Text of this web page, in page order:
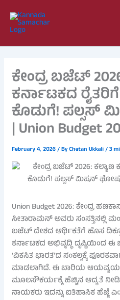
content
ಕೇಂದ್ರ ಬಜೆಟ್
ಕರ್ನಾಟಕದ
ಕೊಡುಗೆ!
| Union Budget
February 4, 2026/ ByChetan Ukkali/3
Union Budget 2026: ಕೇಂದ್ರ
ಸೀತಾರಾಮನ್ ಅವರು ಸಂಸತ್ತಿನಲ್ಲಿ
ಬಜೆಟ್ ದೇಶದ ಆರ್ಥಿಕತೆಗೆ ಹೊಸ
ಕರ್ನಾಟಕದ ಅಭಿವೃದ್ಧಿ ದೃಷ್ಟಿಯಿಂದ ಈ
‘ವಿಕಸಿತ ಭಾರತ’ದ ಸಂಕಲ್ಪಕ್ಕೆ
ಮಾಡಲಾಗಿದೆ. ಈ ಬಾರಿಯ ಆಯವ್ಯಯವು
ಮೂಲಸೌಕರ್ಯಕ್ಕೆ ಹೆಚ್ಚಿನ ಆದ್ಯತೆ
ನಾಯಕರು ಇದನ್ನು ಐತಿಹಾಸಿಕ ಹೆಜ್ಜೆ